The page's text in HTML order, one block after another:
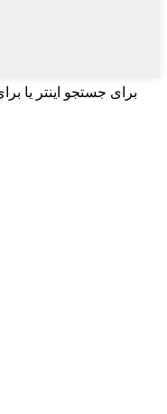
برای جستجو اینتر یا